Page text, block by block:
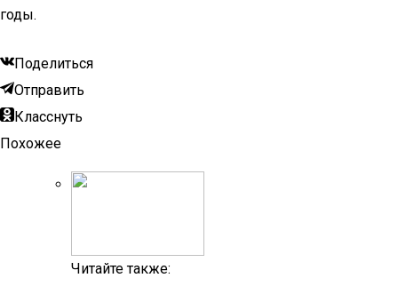
годы.
Поделиться
Отправить
Класснуть
Похожее
Читайте также: